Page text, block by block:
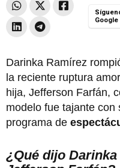
Google
Darinka Ramírez
la reciente ruptura
hija, Jefferson Farfán,
modelo fue tajante
programa de
¿Qué dijo